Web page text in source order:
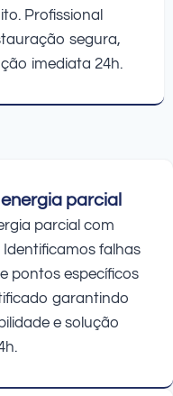
Profissional
segura,
imediata 24h.
parcial
parcial com
falhas
pontos específicos
garantindo
e solução